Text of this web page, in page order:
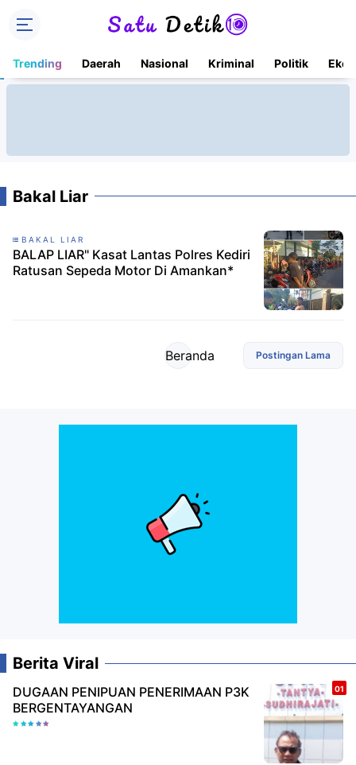
Trending Daerah Nasional Kriminal Politik
Bakal Liar
BAKAL LIAR
BALAP LIAR" Kasat Lantas Polres Kediri
Ratusan Sepeda Motor Di Amankan*
Postingan Lama
Beranda
Berita Viral
DUGAAN PENIPUAN PENERIMAAN P3K
BERGENTAYANGAN